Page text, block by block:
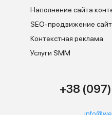
Наполнение сайта
SEO-продвижение
Контекстная реклама
Услуги SMM
+38